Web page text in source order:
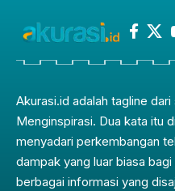
Akurasi.id adalah tagline
Menginspirasi. Dua kata itu
menyadari perkembangan
dampak yang luar biasa
berbagai informasi yang